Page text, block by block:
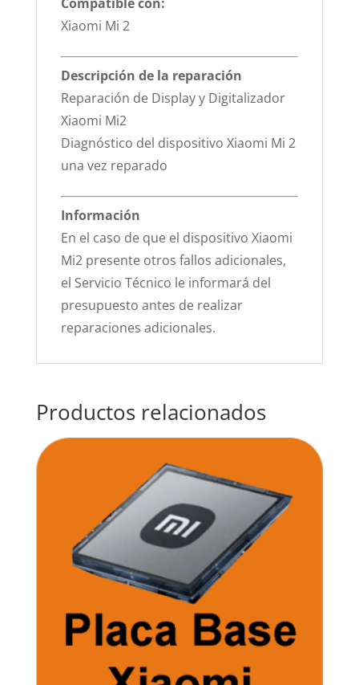
Xiaomi Mi 2
Descripción de la reparación
Reparación de Display y Digitalizador
Xiaomi Mi2
Diagnóstico del dispositivo Xiaomi Mi 2
una vez reparado
Información
En el caso de que el dispositivo Xiaomi
Mi2 presente otros fallos adicionales,
el Servicio Técnico le informará del
presupuesto antes de realizar
reparaciones adicionales.
Productos relacionados